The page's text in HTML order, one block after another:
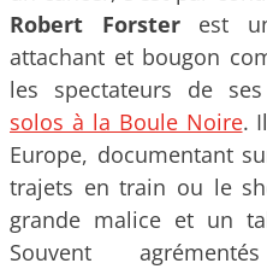
Robert Forsterest un
attachant et bougon
les spectateurs de
solos à la Boule Noire.
Europe, documentant
trajets en train ou le
grande malice et un
Souvent